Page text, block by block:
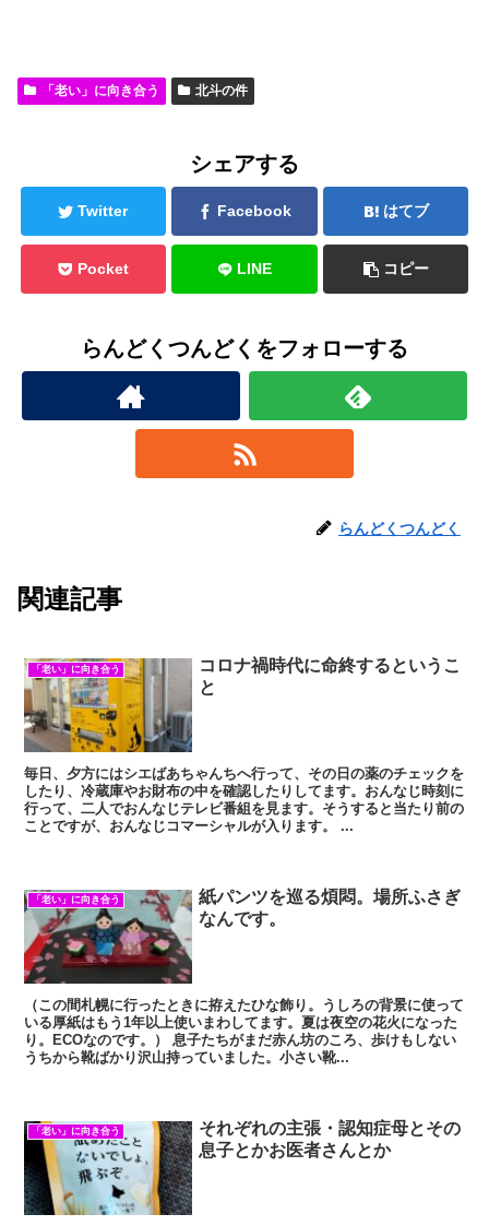
「老い」に向き合う 北斗の件
シェアする
Twitter Facebook はてブ
Pocket LINE コピー
らんどくつんどくをフォローする
らんどくつんどく
関連記事
「老い」に向き合う
コロナ禍時代に命終するというこ
と
毎日、夕方にはシエばあちゃんちへ行って、その日の薬のチェックを
したり、冷蔵庫やお財布の中を確認したりしてます。おんなじ時刻に
行って、二人でおんなじテレビ番組を見ます。そうすると当たり前の
ことですが、おんなじコマーシャルが入ります。 ...
「老い」に向き合う
紙パンツを巡る煩悶。場所ふさぎ
なんです。
（この間札幌に行ったときに拵えたひな飾り。うしろの背景に使って
いる厚紙はもう1年以上使いまわしてます。夏は夜空の花火になった
り。ECOなのです。） 息子たちがまだ赤ん坊のころ、歩けもしない
うちから靴ばかり沢山持っていました。小さい靴...
「老い」に向き合う
それぞれの主張・認知症母とその
息子とかお医者さんとか